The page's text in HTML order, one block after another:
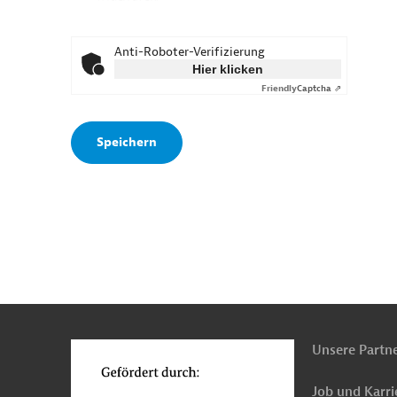
Anti-Roboter-Verifizierung
Hier klicken
FriendlyCaptcha ⇗
Unsere
Job und